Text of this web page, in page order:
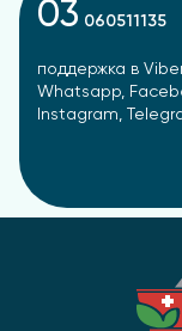
03 060511135
поддержка в
Whatsapp,
Instagram,